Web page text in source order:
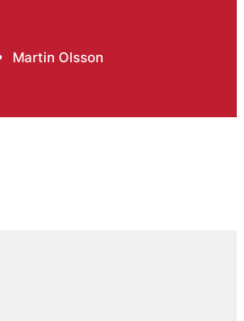
Martin Olsson